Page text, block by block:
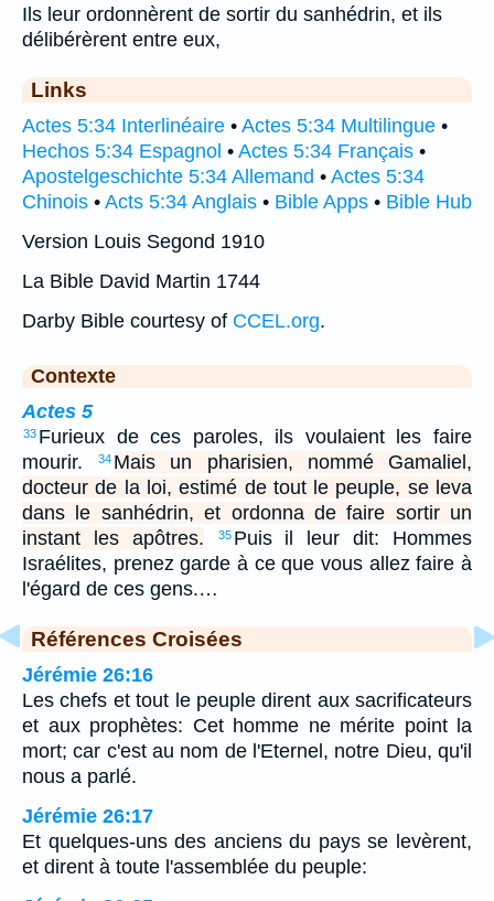
Ils leur ordonnèrent de sortir du sanhédrin, et ils
délibérèrent entre eux,
Links
Actes 5:34 Interlinéaire • Actes 5:34 Multilingue •
Hechos 5:34 Espagnol • Actes 5:34 Français •
Apostelgeschichte 5:34 Allemand • Actes 5:34
Chinois • Acts 5:34 Anglais • Bible Apps • Bible Hub
Version Louis Segond 1910
La Bible David Martin 1744
Darby Bible courtesy of CCEL.org.
Contexte
Actes 5
33 Furieux de ces paroles, ils voulaient les faire
mourir.
34 Mais un pharisien, nommé Gamaliel,
docteur de la loi, estimé de tout le peuple, se leva
dans le sanhédrin, et ordonna de faire sortir un
instant les apôtres.
35 Puis il leur dit: Hommes
Israélites, prenez garde à ce que vous allez faire à
l'égard de ces gens.…
Références Croisées
Jérémie 26:16
Les chefs et tout le peuple dirent aux sacrificateurs
et aux prophètes: Cet homme ne mérite point la
mort; car c'est au nom de l'Eternel, notre Dieu, qu'il
nous a parlé.
Jérémie 26:17
Et quelques-uns des anciens du pays se levèrent,
et dirent à toute l'assemblée du peuple: